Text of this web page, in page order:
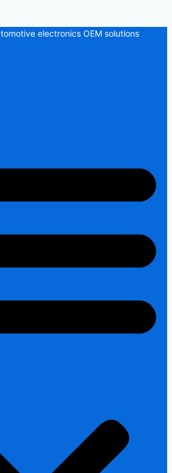
electronics OEM solutions